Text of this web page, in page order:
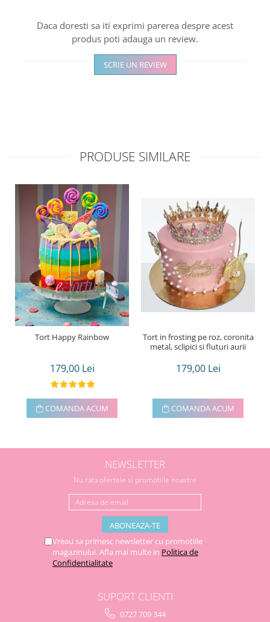
Daca doresti sa iti exprimi parerea despre acest
produs poti adauga un review.
SCRIE UN REVIEW
PRODUSE SIMILARE
Tort Happy Rainbow
179,00 Lei
COMANDA ACUM
Tort in frosting pe roz, coronita
metal, sclipici si fluturi aurii
179,00 Lei
COMANDA ACUM
NEWSLETTER
Nu rata ofertele si promotiile noastre
Vreau sa primesc newsletter cu promotiile
magazinului. Afla mai multe in Politica de
Confidentialitate
SUPORT CLIENTI
0727 709 344